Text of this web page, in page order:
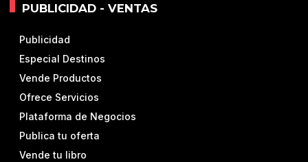
PUBLICIDAD - VENTAS
Publicidad
Especial Destinos
Vende Productos
Ofrece Servicios
Plataforma de Negocios
Publica tu oferta
Vende tu libro